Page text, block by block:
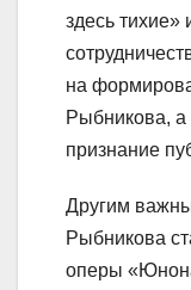
здесь тихие»
на
Рыбникова, а
признание
Другим
Рыбникова
оперы